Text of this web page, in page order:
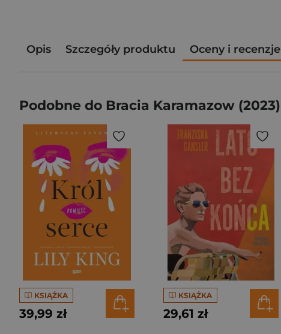
Opis Szczegóły produktu Oceny i recenzje
Podobne do Bracia Karamazow (2023)
KSIĄŻKA
39,99 zł
KSIĄŻKA
29,61 zł